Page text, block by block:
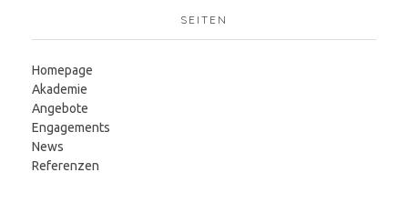
SEITEN
Homepage
Akademie
Angebote
Engagements
News
Referenzen